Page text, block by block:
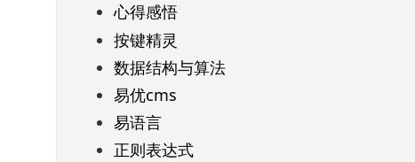
心得感悟
按键精灵
数据结构与算法
易优cms
易语言
正则表达式